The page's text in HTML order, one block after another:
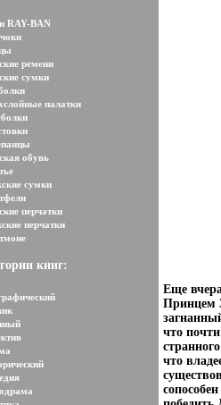
RAY-BAN
ремени
сумки
палатки
обувь
сумки
перчатки
перчатки
книг:
Еще
Принцем
что
что